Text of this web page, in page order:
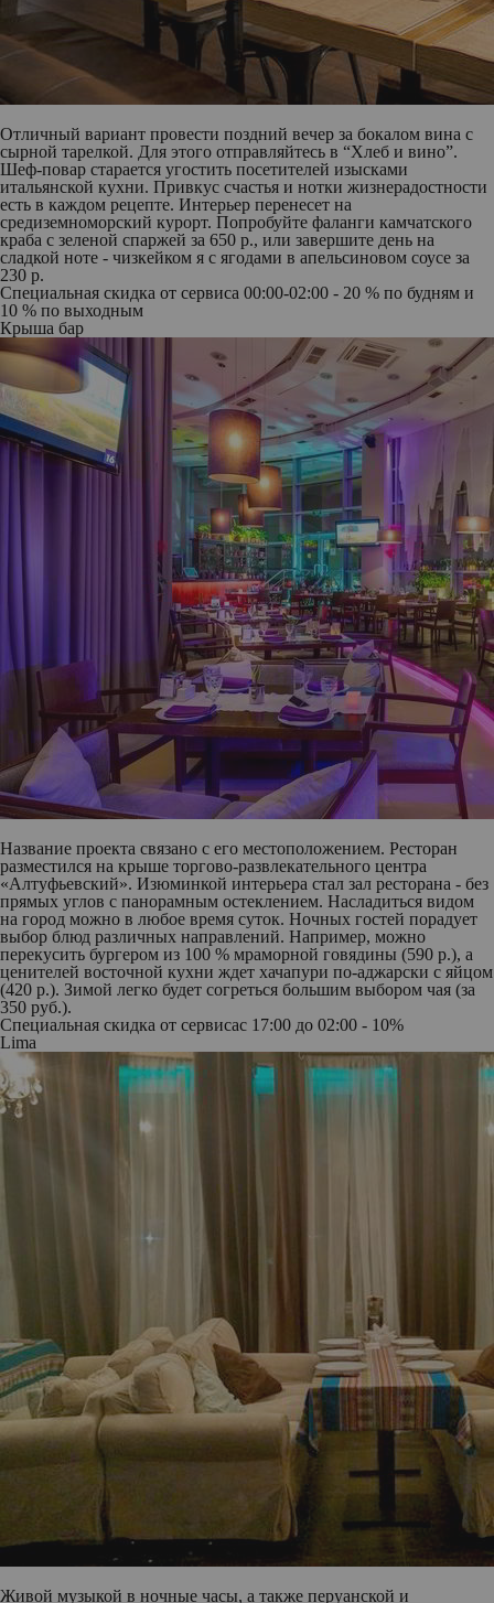
Отличный вариант провести поздний вечер за бокалом вина с
сырной тарелкой. Для этого отправляйтесь в “Хлеб и вино”.
Шеф-повар старается угостить посетителей изысками
итальянской кухни. Привкус счастья и нотки жизнерадостности
есть в каждом рецепте. Интерьер перенесет на
средиземноморский курорт. Попробуйте фаланги камчатского
краба с зеленой спаржей за 650 р., или завершите день на
сладкой ноте - чизкейком я с ягодами в апельсиновом соусе за
230 р.
Специальная скидка от сервиса 00:00-02:00 - 20 % по будням и
10 % по выходным
Крыша бар
Название проекта связано с его местоположением. Ресторан
разместился на крыше торгово-развлекательного центра
«Алтуфьевский». Изюминкой интерьера стал зал ресторана - без
прямых углов с панорамным остеклением. Насладиться видом
на город можно в любое время суток. Ночных гостей порадует
выбор блюд различных направлений. Например, можно
перекусить бургером из 100 % мраморной говядины (590 р.), а
ценителей восточной кухни ждет хачапури по-аджарски с яйцом
(420 р.). Зимой легко будет согреться большим выбором чая (за
350 руб.).
Специальная скидка от сервисас 17:00 до 02:00 - 10%
Lima
Живой музыкой в ночные часы, а также перуанской и